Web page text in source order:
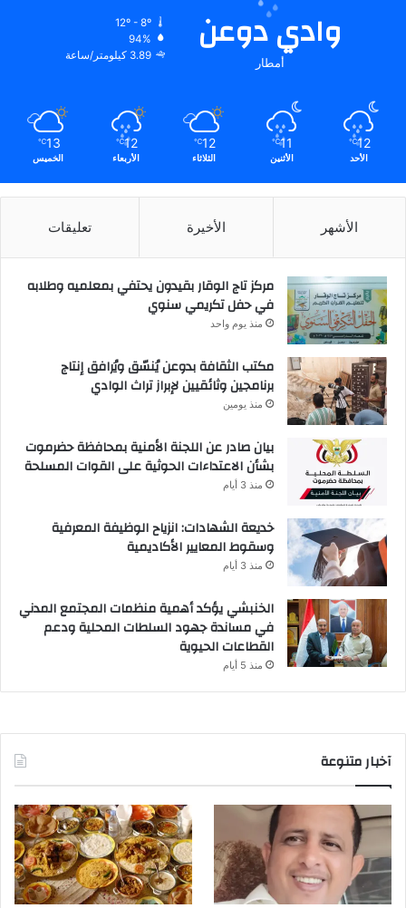
وادي دوعن
أمطار
12º - 8º
94%
3.89 كيلومتر/ساعة
12
℃
الأحد
11
℃
الأثنين
12
℃
الثلاثاء
12
℃
الأربعاء
13
℃
الخميس
الأشهر الأخيرة تعليقات
مركز تاج الوقار بقيدون يحتفي بمعلميه وطلابه
في حفل تكريمي سنوي
منذ يوم واحد
مكتب الثقافة بدوعن يُنسّق ويُرافق إنتاج
برنامجين وثائقيين لإبراز تراث الوادي
منذ يومين
بيان صادر عن اللجنة الأمنية بمحافظة حضرموت
بشأن الاعتداءات الحوثية على القوات المسلحة
منذ 3 أيام
خديعة الشهادات: انزياح الوظيفة المعرفية
وسقوط المعايير الأكاديمية
منذ 3 أيام
الخنبشي يؤكد أهمية منظمات المجتمع المدني
في مساندة جهود السلطات المحلية ودعم
القطاعات الحيوية
منذ 5 أيام
آخبار متنوعة